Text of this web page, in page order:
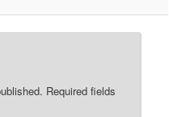
Required fields